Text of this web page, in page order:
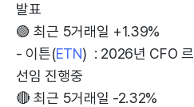
발표
🟢 최근 5거래일 +1.39%
- 이튼(ETN) : 2026년 CFO 르
선임 진행중
🔴 최근 5거래일 -2.32%